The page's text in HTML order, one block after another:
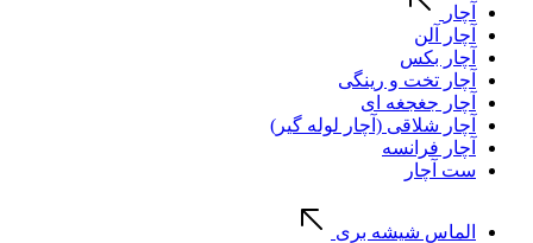
آچار
آچار آلن
آچار بکس
آچار تخت و رینگی
آچار جغجغه ای
آچار شلاقی (آچار لوله گیر)
آچار فرانسه
ست آچار
الماس شیشه بری